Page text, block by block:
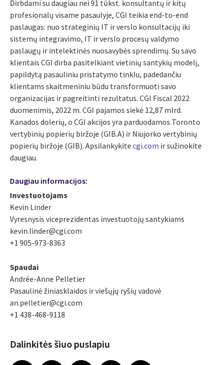
Dirbdami su daugiau nei 91 tūkst. konsultantų ir kitų
profesionalų visame pasaulyje, CGI teikia end-to-end
paslaugas: nuo strateginių IT ir verslo konsultacijų iki
sistemų integravimo, IT ir verslo procesų valdymo
paslaugų ir intelektinės nuosavybės sprendimų. Su savo
klientais CGI dirba pasitelkiant vietinių santykių modelį,
papildytą pasauliniu pristatymo tinklu, padedančiu
klientams skaitmeniniu būdu transformuoti savo
organizacijas ir pagreitinti rezultatus. CGI Fiscal 2022
duomenimis, 2022 m. CGI pajamos siekė 12,87 mlrd.
Kanados dolerių, o CGI akcijos yra parduodamos Toronto
vertybinių popierių biržoje (GIB.A) ir Niujorko vertybinių
popierių biržoje (GIB). Apsilankykite cgi.com ir sužinokite
daugiau.
Daugiau informacijos:
Investuotojams
Kevin Linder
Vyresnysis viceprezidentas investuotojų santykiams
kevin.linder@cgi.com
+1 905-973-8363
Spaudai
Andrée-Anne Pelletier
Pasaulinė žiniasklaidos ir viešųjų ryšių vadovė
an.pelletier@cgi.com
+1 438-468-9118
Dalinkitės šiuo puslapiu